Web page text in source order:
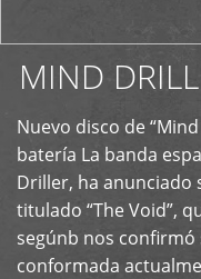
MIND
Nuevo disco de
batería La banda
Driller, ha anunciado
titulado “The Void”,
segúnb nos confirmó
conformada